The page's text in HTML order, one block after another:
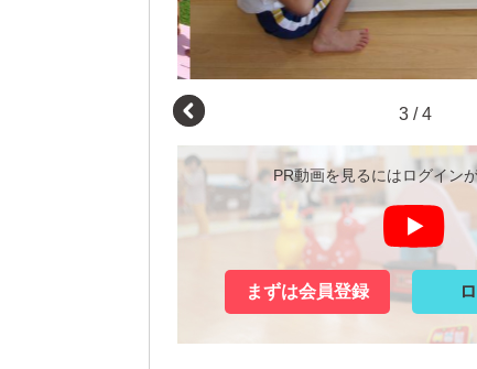
3 /4
PR動画を見るにはログイン
まずは会員登録